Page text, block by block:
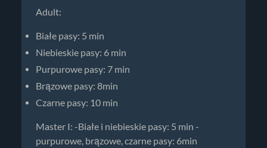
Adult:
Białe pasy: 5 min
Niebieskie pasy: 6 min
Purpurowe pasy: 7 min
Brązowe pasy: 8min
Czarne pasy: 10 min
Master I: -Białe i niebieskie pasy: 5 min -
purpurowe, brązowe, czarne pasy: 6min